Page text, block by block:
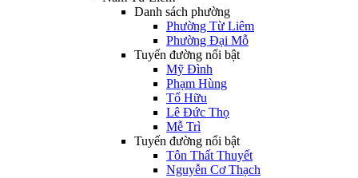
Danh sách phường
Phường Từ Liêm
Phường Đại Mỗ
Tuyến đường nổi bật
Mỹ Đình
Phạm Hùng
Tố Hữu
Lê Đức Thọ
Mễ Trì
Tuyến đường nổi bật
Tôn Thất Thuyết
Nguyễn Cơ Thạch